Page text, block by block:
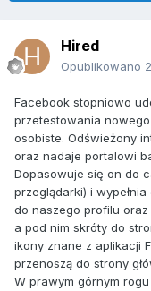
Hired
Opublikowano
Facebook stopniowo
przetestowania
osobiste. Odświeżony
oraz nadaje portalowi
Dopasowuje się on do
przeglądarki) i
do naszego profilu
a pod nim skróty do
ikony znane z aplikacji
przenoszą do strony
W prawym górnym